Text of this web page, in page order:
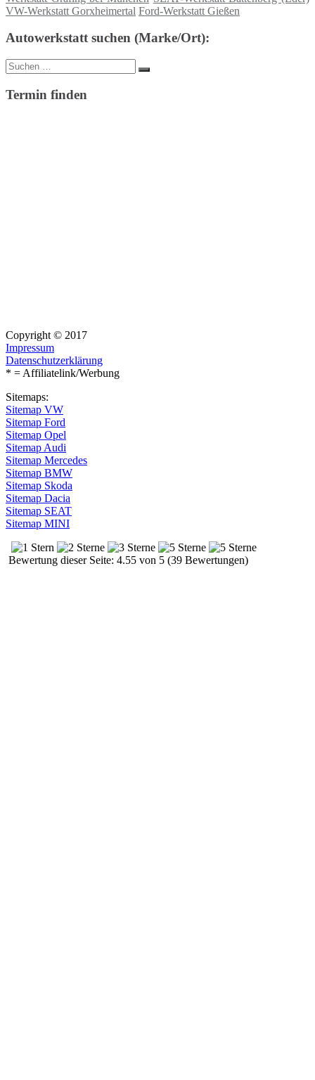
VW-Werkstatt Gorxheimertal Ford-Werkstatt Gießen
Autowerkstatt suchen (Marke/Ort):
Suche
nach:
Suchen
Termin finden
Copyright © 2017
Impressum
Datenschutzerklärung
* = Affiliatelink/Werbung
Sitemaps:
Sitemap VW
Sitemap Ford
Sitemap Opel
Sitemap Audi
Sitemap Mercedes
Sitemap BMW
Sitemap Skoda
Sitemap Dacia
Sitemap SEAT
Sitemap MINI
Bewertung dieser Seite: 4.55 von 5 (39 Bewertungen)